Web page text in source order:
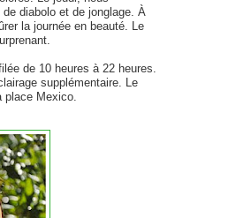
diabolo et de jonglage. À
la journée en beauté. Le
de 10 heures à 22 heures.
supplémentaire. Le
place Mexico.